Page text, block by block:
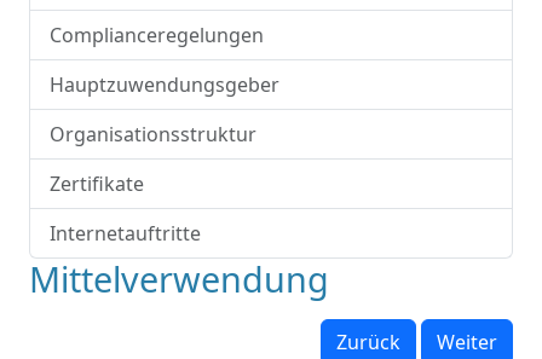
Complianceregelungen
Hauptzuwendungsgeber
Organisationsstruktur
Zertifikate
Internetauftritte
Mittelverwendung
Zurück Weiter